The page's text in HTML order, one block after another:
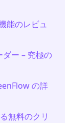
能のレビュ
ー – 究極の
の詳
無料のクリ